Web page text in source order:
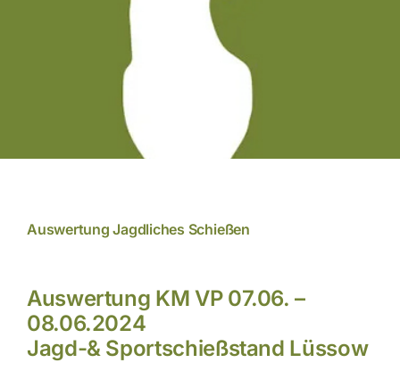
Auswertung Jagdliches Schießen
Auswertung KM VP 07.06. –
08.06.2024
Jagd-& Sportschießstand Lüssow